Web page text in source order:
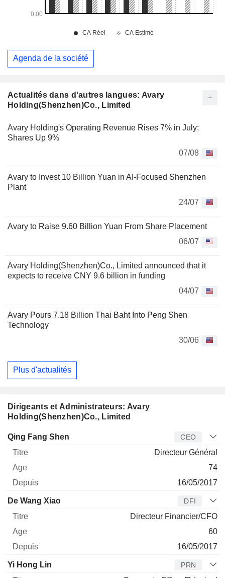
Actualités dans d'autres langues: Avary
Holding(Shenzhen)Co., Limited
Avary Holding's Operating Revenue Rises 7% in July;
Shares Up 9%
07/08
Avary to Invest 10 Billion Yuan in AI-Focused Shenzhen
Plant
24/07
Avary to Raise 9.60 Billion Yuan From Share Placement
06/07
Avary Holding(Shenzhen)Co., Limited announced that it
expects to receive CNY 9.6 billion in funding
04/07
Avary Pours 7.18 Billion Thai Baht Into Peng Shen
Technology
30/06
Plus d'actualités
Dirigeants et Administrateurs: Avary
Holding(Shenzhen)Co., Limited
Dirigeant Titre Age
Qing Fang Shen CEO
Directeur Général
74
16/05/2017
De Wang Xiao DFI
Directeur Financier/CFO
60
16/05/2017
Yi Hong Lin PRN
Agenda de la société